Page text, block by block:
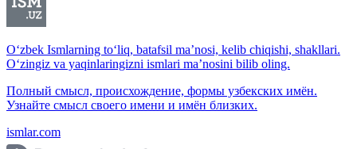
O‘zbek Ismlarning to‘liq, batafsil ma’nosi, kelib chiqishi, shakllari.
O‘zingiz va yaqinlaringizni ismlari ma’nosini bilib oling.
Полный смысл, происхождение, формы узбекских имён.
Узнайте смысл своего имени и имён близких.
ismlar.com